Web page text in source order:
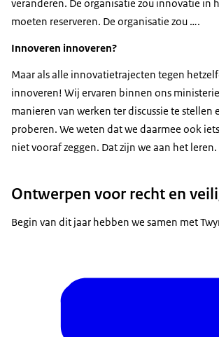
veranderen. De organisatie zou innovatie
moeten reserveren. De organisatie zou ….
Innoveren innoveren?
Maar als alle innovatietrajecten tegen
innoveren! Wij ervaren binnen ons
manieren van werken ter discussie te
proberen. We weten dat we daarmee ook
niet vooraf zeggen. Dat zijn we aan het leren.
Ontwerpen voor recht en
Begin van dit jaar hebben we samen met